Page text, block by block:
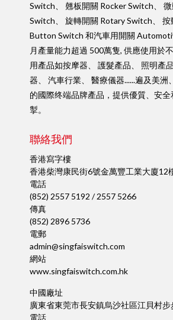
Switch、 翹板開關 Rocker Switch、
Switch、 旋轉開關 Rotary Switch、 按
Button Switch 和汽車用開關
月產量能力超過 500萬隻, 供應使用於
用產品如按摩器、 護髮產品、 照明產
器、 汽車行業、 醫療儀器......遍及美洲
的國際终端品牌產品，提供優質、安
掣。
聯絡我們
香港寫字樓
香港柴灣康民街6號金萬豐工業大廈12
電話
(852) 2557 5192 / 2557 5266
傳真
(852) 2896 5736
電郵
admin@singfaiswitch.com
網站
www.singfaiswitch.com.hk
中國廠址
廣東省東莞市長安鎮烏沙社區江貝村
電話